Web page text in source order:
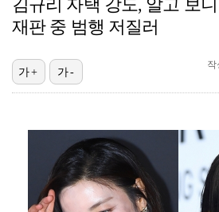
[ST포토] 김시현, 홀컵에
[ST포토] 노승희, 거리 확인
[ST포토] 홀아웃 하는 박현
[ST포토] 박현경, 힘찬 세컨
김규리 자택 강도, 알고 보
재판 중 범행 저질러
작
가+ 가-